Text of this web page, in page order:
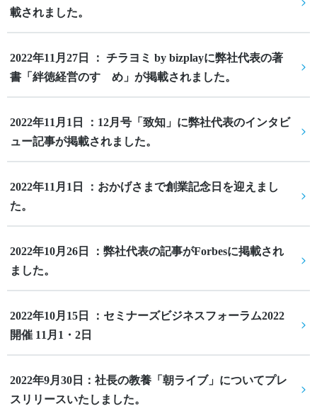
載されました。
2022年11月27日 ： チラヨミ by bizplayに弊社代表の著
書「絆徳経営のすゝめ」が掲載されました。
2022年11月1日 ：12月号「致知」に弊社代表のインタビ
ュー記事が掲載されました。
2022年11月1日 ：おかげさまで創業記念日を迎えまし
た。
2022年10月26日 ：弊社代表の記事がForbesに掲載され
ました。
2022年10月15日 ：セミナーズビジネスフォーラム2022
開催 11月1・2日
2022年9月30日：社長の教養「朝ライブ」についてプレ
スリリースいたしました。